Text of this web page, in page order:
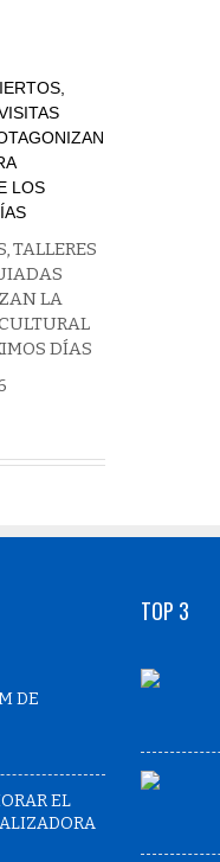
TALLERES
LA
DÍAS
DE
EL
TOP 3